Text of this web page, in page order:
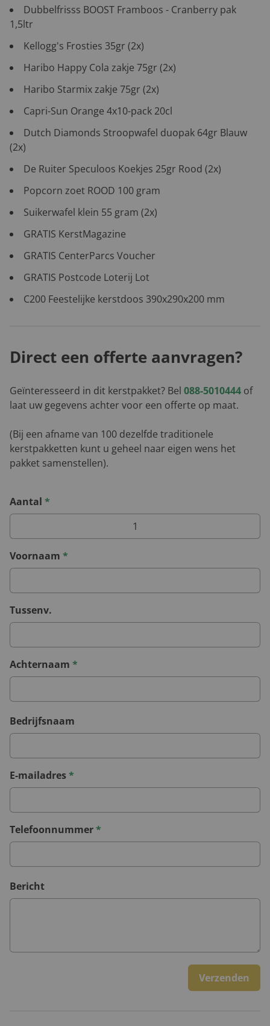
Dubbelfrisss BOOST Framboos - Cranberry pak
1,5ltr
Kellogg's Frosties 35gr (2x)
Haribo Happy Cola zakje 75gr (2x)
Haribo Starmix zakje 75gr (2x)
Capri-Sun Orange 4x10-pack 20cl
Dutch Diamonds Stroopwafel duopak 64gr Blauw
(2x)
De Ruiter Speculoos Koekjes 25gr Rood (2x)
Popcorn zoet ROOD 100 gram
Suikerwafel klein 55 gram (2x)
GRATIS KerstMagazine
GRATIS CenterParcs Voucher
GRATIS Postcode Loterij Lot
C200 Feestelijke kerstdoos 390x290x200 mm
Direct een offerte aanvragen?
Geïnteresseerd in dit kerstpakket? Bel 088-5010444 of
laat uw gegevens achter voor een offerte op maat.
(Bij een afname van 100 dezelfde traditionele
kerstpakketten kunt u geheel naar eigen wens het
pakket samenstellen).
Aantal *
Voornaam *
Tussenv.
Achternaam *
Bedrijfsnaam
E-mailadres*
Telefoonnummer*
Bericht
Verzenden